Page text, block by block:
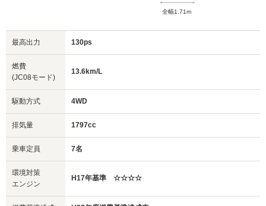
全幅1.71m
最高出力 130ps
燃費
(JC08モード)
13.6km/L
駆動方式 4WD
排気量 1797cc
乗車定員 7名
環境対策
エンジン
H17年基準 ☆☆☆☆